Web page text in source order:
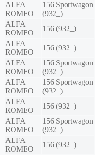
ALFA
ROMEO
156 Sportwagon
(932_)
ALFA
ROMEO
156 (932_)
ALFA
ROMEO
156 (932_)
ALFA
ROMEO
156 Sportwagon
(932_)
ALFA
ROMEO
156 Sportwagon
(932_)
ALFA
ROMEO
156 (932_)
ALFA
ROMEO
156 Sportwagon
(932_)
ALFA
ROMEO
156 (932_)